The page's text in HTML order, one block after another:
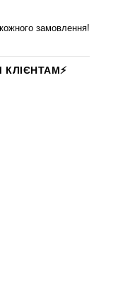
замовлення!